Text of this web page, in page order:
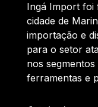
Ingá Import foi
cidade de
importação e
para o setor
nos segmentos
ferramentas e